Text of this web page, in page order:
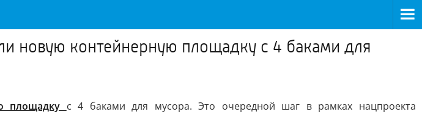
новую контейнерную площадку с 4 баками для
площадку с 4 баками для мусора. Это очередной шаг в рамках нацпроекта